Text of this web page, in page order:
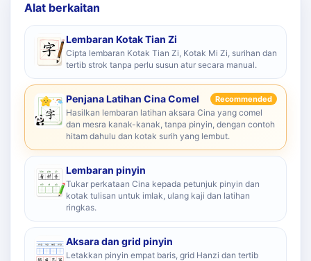
Alat berkaitan
Lembaran Kotak Tian Zi
Cipta lembaran Kotak Tian Zi, Kotak Mi Zi, surihan dan
tertib strok tanpa perlu susun atur secara manual.
Penjana Latihan Cina Comel Recommended
Hasilkan lembaran latihan aksara Cina yang comel
dan mesra kanak-kanak, tanpa pinyin, dengan contoh
hitam dahulu dan kotak surih yang lembut.
Lembaran pinyin
Tukar perkataan Cina kepada petunjuk pinyin dan
kotak tulisan untuk imlak, ulang kaji dan latihan
ringkas.
Aksara dan grid pinyin
Letakkan pinyin empat baris, grid Hanzi dan tertib